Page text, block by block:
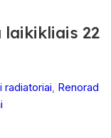
22
radiatoriai, Renorad